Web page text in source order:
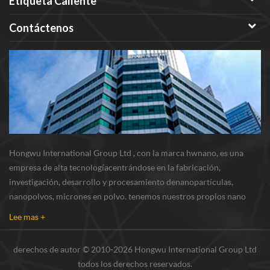
Contáctenos
Hongwu International Group Ltd , con la marca hwnano, es una
empresa de alta tecnologíacentrándose en la fabricación,
investigación, desarrollo y procesamiento denanopartículas,
nanopolvos, micrones en polvo. tenemos nuestros propios nano
Lee mas +
derechos de autor © 2010-2026 Hongwu International Group Ltd
todos los derechos reservados.